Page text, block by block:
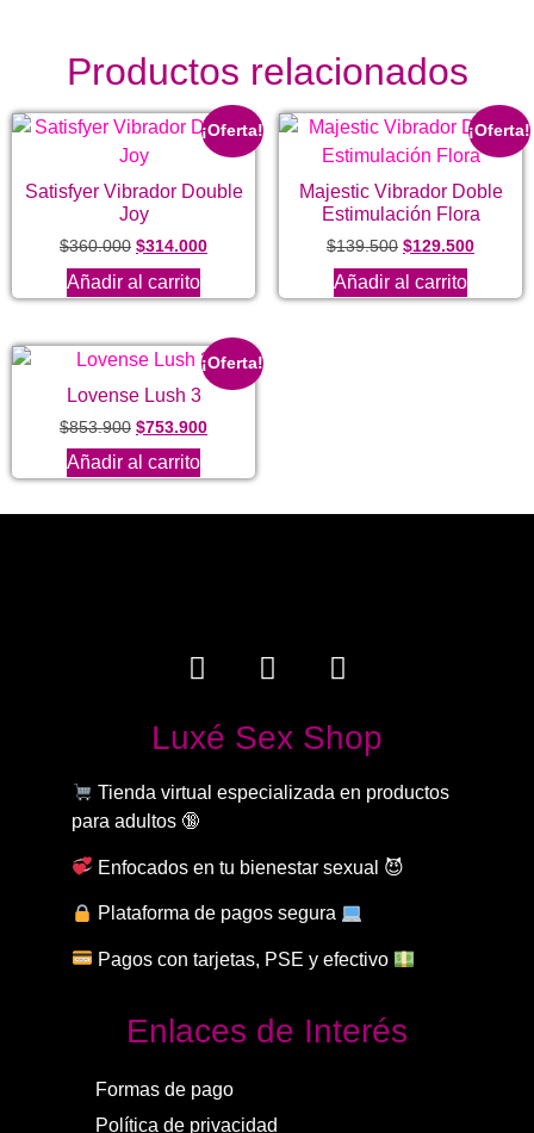
Productos relacionados
¡Oferta!
Satisfyer Vibrador Double
Joy
$360.000 $314.000
Añadir al carrito
¡Oferta!
Majestic Vibrador Doble
Estimulación Flora
$139.500 $129.500
Añadir al carrito
¡Oferta!
Lovense Lush 3
$853.900 $753.900
Añadir al carrito
Luxé Sex Shop
Tienda virtual especializada en productos
para adultos 🔞
Enfocados en tu bienestar sexual 😈
Plataforma de pagos segura
Pagos con tarjetas, PSE y efectivo
Enlaces de Interés
Formas de pago
Política de privacidad